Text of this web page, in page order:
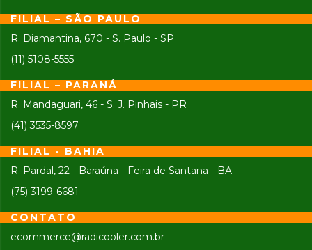
FILIAL – SÃO PAULO
R. Diamantina, 670 - S. Paulo - SP
(11) 5108-5555
FILIAL – PARANÁ
R. Mandaguari, 46 - S. J. Pinhais - PR
(41) 3535-8597
FILIAL - BAHIA
R. Pardal, 22 - Baraúna - Feira de Santana - BA
(75) 3199-6681
CONTATO
ecommerce@radicooler.com.br